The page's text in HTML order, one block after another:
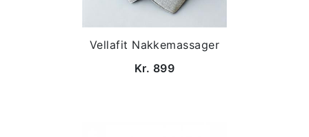
Vellafit Nakkemassager
Kr. 899